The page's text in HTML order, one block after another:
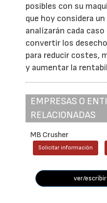
posibles con su
que hoy considera
analizarán cada
convertir los
para reducir costes,
y aumentar la
EMPRESAS O
RELACIONADAS
MB Crusher
Solicitar información
ver/